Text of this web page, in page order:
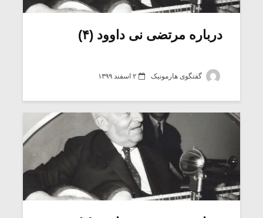
درباره مرتضی نی داوود (۴)
گفتگوی هارمونیک ۲ اسفند ۱۳۹۹